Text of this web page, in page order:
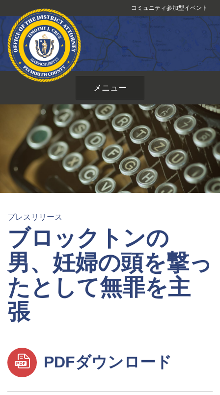
ン
テ
ツ
コミュニティ参加型イベント
メニュー
プレスリリース
ブロックトンの
男、妊婦の頭を撃っ
たとして無罪を主
張
PDFダウンロード